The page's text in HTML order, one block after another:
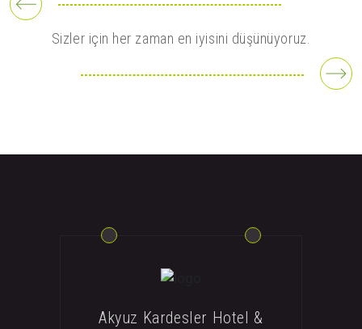
Sizler için her zaman en iyisini düşünüyoruz.
Akyuz Kardesler Hotel &